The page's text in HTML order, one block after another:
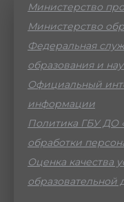
Министерство
Министерство
Федеральная
образования и
Официальный
информации
Политика ГБУ
обработки
Оценка качества
образовательной